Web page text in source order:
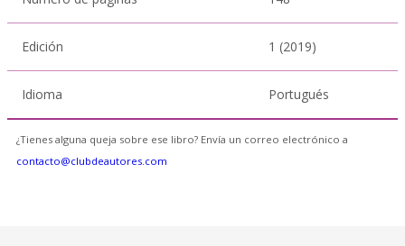
Edición 1 (2019)
Idioma Portugués
¿Tienes alguna queja sobre ese libro? Envía un correo electrónico a
contacto@clubdeautores.com